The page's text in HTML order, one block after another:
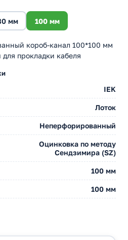
мм 100 мм
короб-канал 100*100 мм
прокладки кабеля
IEK
Лоток
Неперфорированный
Оцинковка по методу
Сендзимира (SZ)
100 мм
100 мм